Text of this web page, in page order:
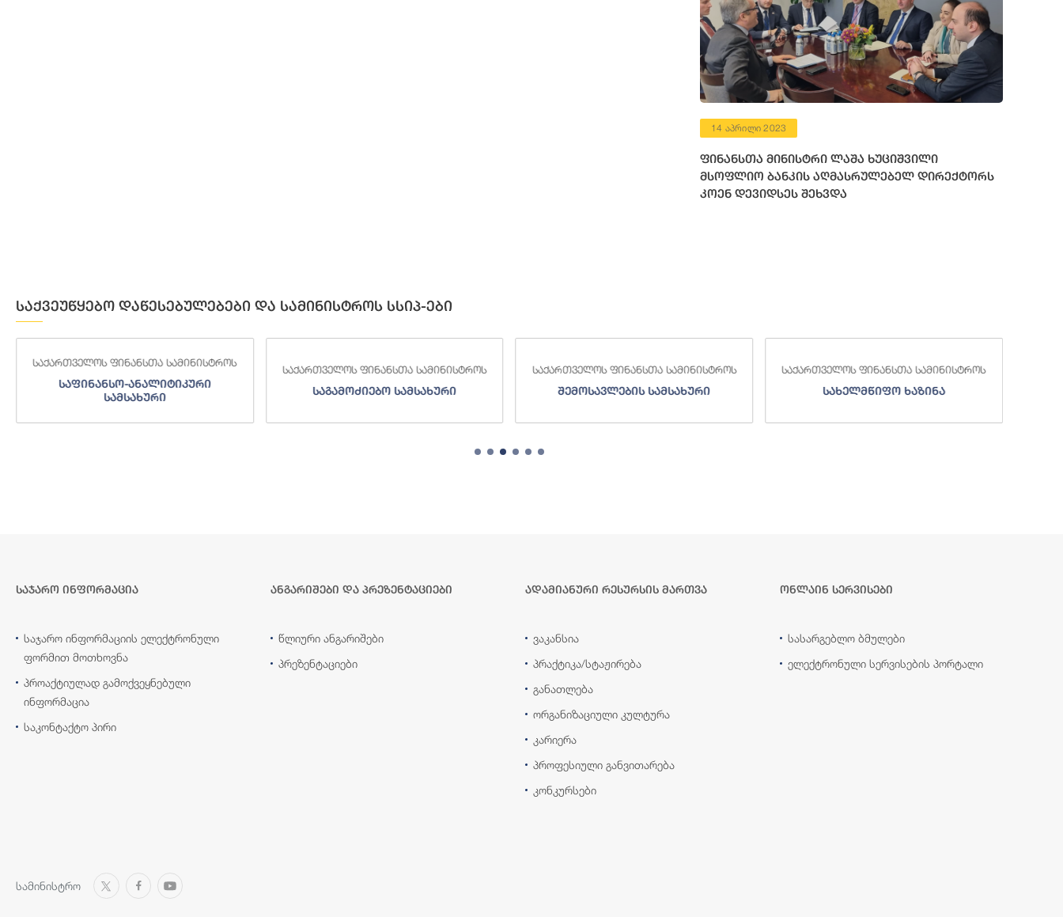
14 აპრილი 2023
ფინანსთა მინისტრი ლაშა ხუციშვილი
მსოფლიო ბანკის აღმასრულებელ დირექტორს
კოენ დევიდსეს შეხვდა
საქვეუწყებო დაწესებულებები და სამინისტროს სსიპ-ები
საქართველოს ფინანსთა სამინისტროს
საფინანსო-ანალიტიკური
სამსახური
საქართველოს ფინანსთა სამინისტროს
საგამოძიებო სამსახური
საქართველოს ფინანსთა სამინისტროს
შემოსავლების სამსახური
საქართველოს ფინანსთა სამინისტროს
სახელმწიფო ხაზინა
საჯარო ინფორმაცია
საჯარო ინფორმაციის ელექტრონული
ფორმით მოთხოვნა
პროაქტიულად გამოქვეყნებული
ინფორმაცია
საკონტაქტო პირი
ანგარიშები და პრეზენტაციები
წლიური ანგარიშები
პრეზენტაციები
ადამიანური რესურსის მართვა
ვაკანსია
პრაქტიკა/სტაჟირება
განათლება
ორგანიზაციული კულტურა
კარიერა
პროფესიული განვითარება
კონკურსები
ონლაინ სერვისები
სასარგებლო ბმულები
ელექტრონული სერვისების პორტალი
სამინისტრო